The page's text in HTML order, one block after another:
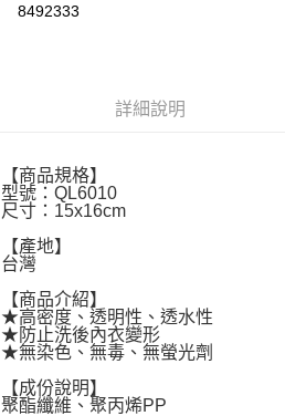
付款後全家取貨
每筆NT$60，滿NT$599(含以上)免運費
每筆NT$60，滿NT$599(含以上)免運費
每筆NT$120，滿NT$1,999(含以上)免
8492333
詳細說明
【商品規格】
型號：QL6010
尺寸：15x16cm
【產地】
台灣
【商品介紹】
★高密度、透明性、透水性
★防止洗後內衣變形
★無染色、無毒、無螢光劑
【成份說明】
聚酯纖維、聚丙烯PP